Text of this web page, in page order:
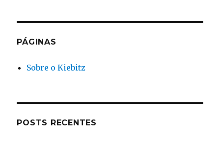
Terra
PÁGINAS
Sobre o Kiebitz
POSTS RECENTES